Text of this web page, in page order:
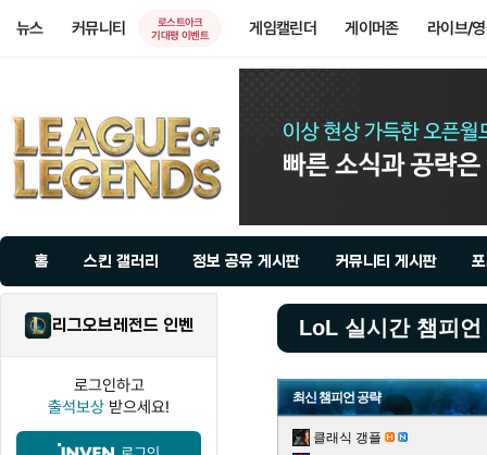
뉴스 커뮤니티
로스트아크
기대평 이벤트
게임캘린더 게이머존 라이브/
홈 스킨 갤러리 정보 공유 게시판 커뮤니티 게시판
리그오브레전드 인벤
로그인하고
출석보상 받으세요!
LoL 실시간 챔피언
최신 챔피언 공략
클래식 갱플